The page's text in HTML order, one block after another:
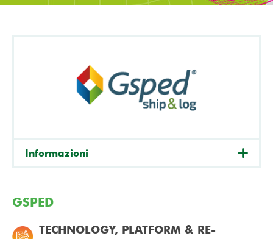
Informazioni
GSPED
TECHNOLOGY, PLATFORM & RE-